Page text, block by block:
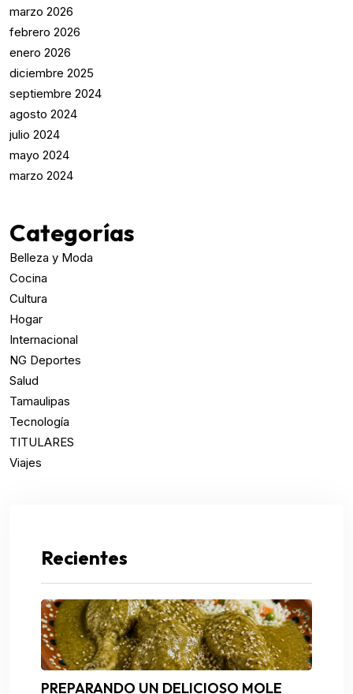
marzo 2026
febrero 2026
enero 2026
diciembre 2025
septiembre 2024
agosto 2024
julio 2024
mayo 2024
marzo 2024
Categorías
Belleza y Moda
Cocina
Cultura
Hogar
Internacional
NG Deportes
Salud
Tamaulipas
Tecnología
TITULARES
Viajes
Recientes
PREPARANDO UN DELICIOSO MOLE